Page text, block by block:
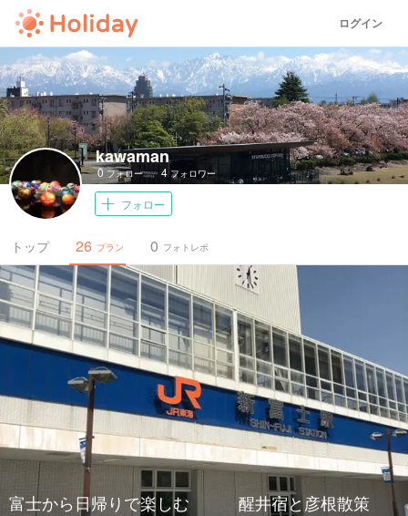
ログイン
kawaman
0フォロー 4フォロワー
フォロー
トップ プラン
26 フォトレポ
0
富士から日帰りで楽しむ 醒井宿と彦根散策